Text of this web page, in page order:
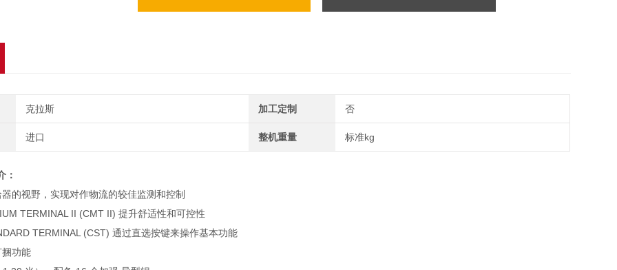
克拉斯 加工定制 否
进口 整机重量 标准kg
：
器的视野，实现对作物流的较佳监测和控制
TERMINAL II (CMT II) 提升舒适性和可控性
TERMINAL (CST) 通过直选按键来操作基本功能
功能